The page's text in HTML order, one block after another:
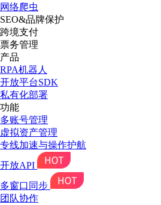
网络爬虫
SEO&品牌保护
跨境支付
票务管理
产品
RPA机器人
开放平台SDK
私有化部署
功能
多账号管理
虚拟资产管理
专线加速与操作护航
开放API
多窗口同步
团队协作